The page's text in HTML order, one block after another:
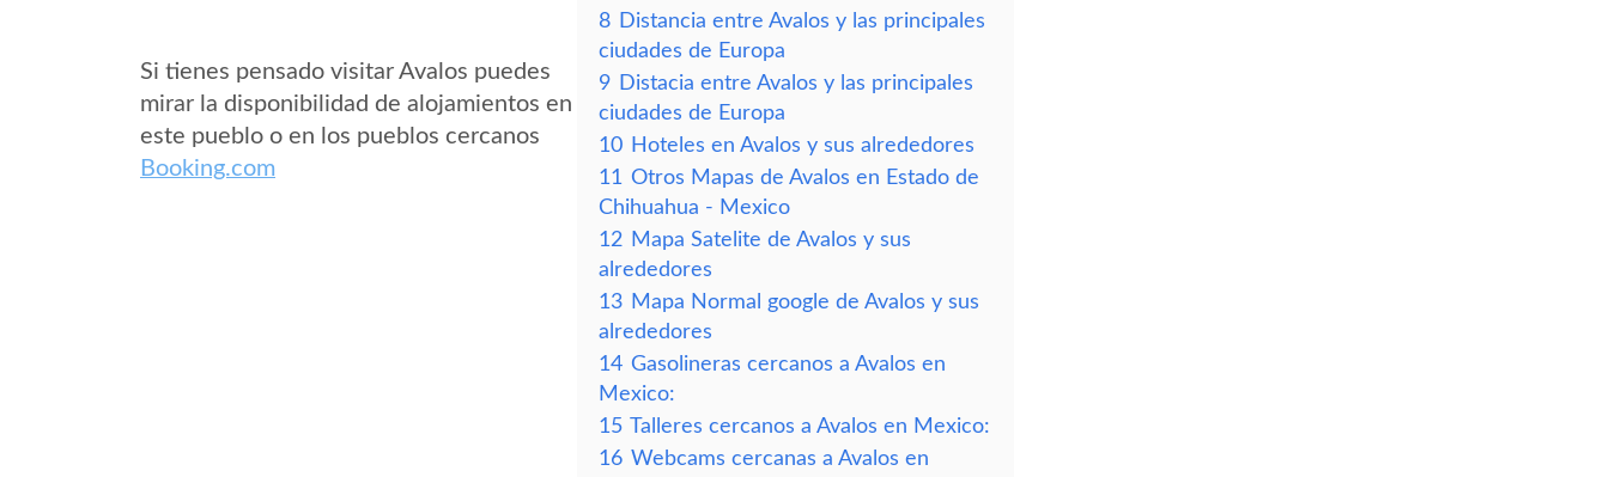
Si tienes pensado visitar Avalos puedes
mirar la disponibilidad de alojamientos en
este pueblo o en los pueblos cercanos
Booking.com
8 Distancia entre Avalos y las principales
ciudades de Europa
9 Distacia entre Avalos y las principales
ciudades de Europa
10 Hoteles en Avalos y sus alrededores
11 Otros Mapas de Avalos en Estado de
Chihuahua - Mexico
12 Mapa Satelite de Avalos y sus
alrededores
13 Mapa Normal google de Avalos y sus
alrededores
14 Gasolineras cercanos a Avalos en
Mexico:
15 Talleres cercanos a Avalos en Mexico:
16 Webcams cercanas a Avalos en